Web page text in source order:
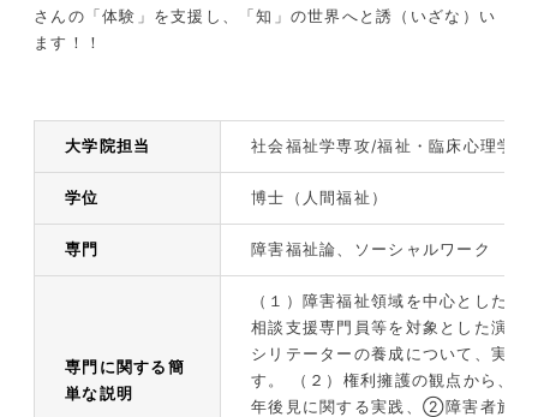
さんの「体験」を支援し、「知」の世界へと誘（いざな）い
ます！！
大学院担当 社会福祉学専攻/福祉・臨床心理学専
学位 博士（人間福祉）
専門 障害福祉論、ソーシャルワーク
専門に関する簡
単な説明
（１）障害福祉領域を中心としたソ
相談支援専門員等を対象とした演習
シリテーターの養成について、実践
す。 （２）権利擁護の観点から、
年後見に関する実践、②障害者施設